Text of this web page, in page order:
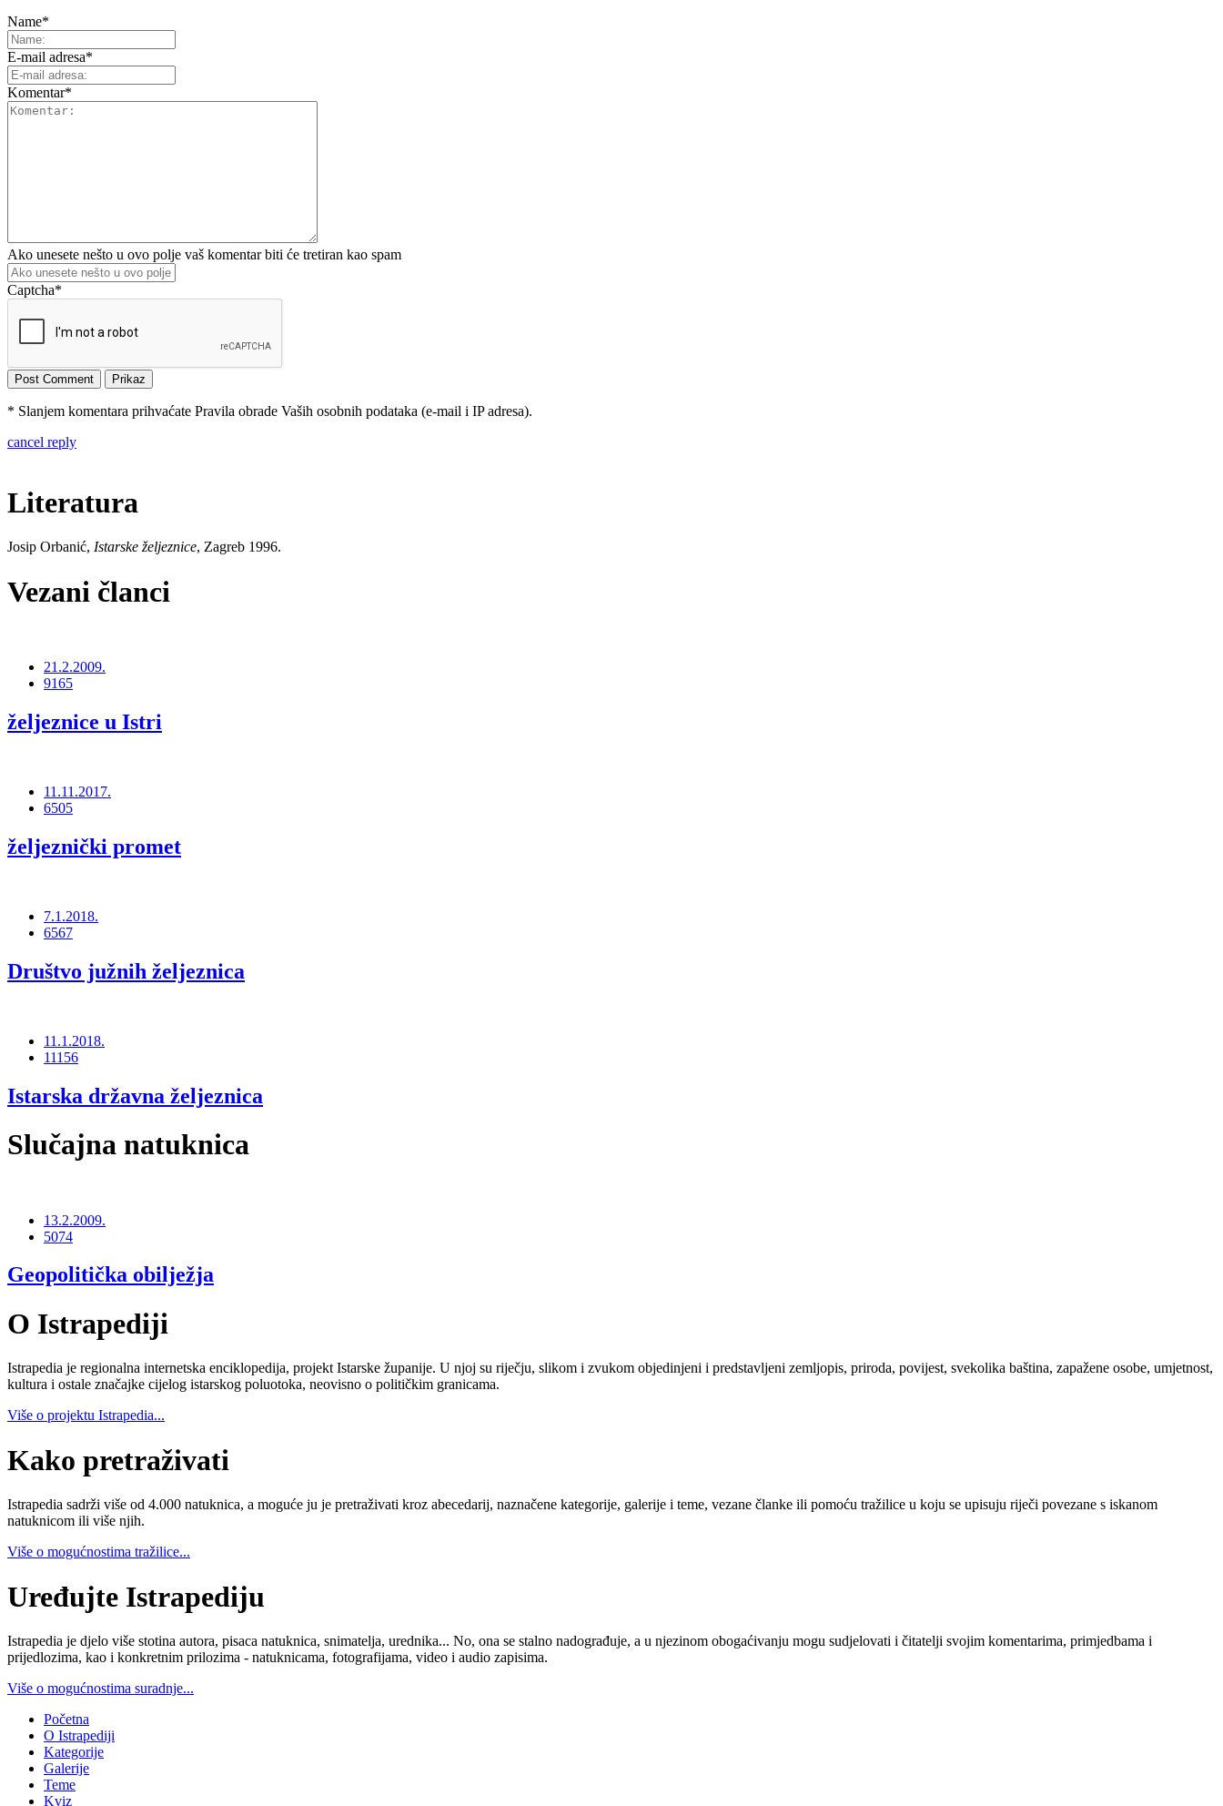
Name*
E-mail adresa*
Komentar*
Ako unesete nešto u ovo polje vaš komentar biti će tretiran kao spam
Captcha*
* Slanjem komentara prihvaćate Pravila obrade Vaših osobnih podataka (e-mail i IP adresa).
cancel reply
Literatura
Josip Orbanić, Istarske željeznice, Zagreb 1996.
Vezani članci
21.2.2009.
9165
željeznice u Istri
11.11.2017.
6505
željeznički promet
7.1.2018.
6567
Društvo južnih željeznica
11.1.2018.
11156
Istarska državna željeznica
Slučajna natuknica
13.2.2009.
5074
Geopolitička obilježja
O Istrapediji
Istrapedia je regionalna internetska enciklopedija, projekt Istarske županije. U njoj su riječju, slikom i zvukom objedinjeni i predstavljeni zemljopis, priroda, povijest, svekolika baština, zapažene osobe, umjetnost,
kultura i ostale značajke cijelog istarskog poluotoka, neovisno o političkim granicama.
Više o projektu Istrapedia...
Kako pretraživati
Istrapedia sadrži više od 4.000 natuknica, a moguće ju je pretraživati kroz abecedarij, naznačene kategorije, galerije i teme, vezane članke ili pomoću tražilice u koju se upisuju riječi povezane s iskanom
natuknicom ili više njih.
Više o mogućnostima tražilice...
Uređujte Istrapediju
Istrapedia je djelo više stotina autora, pisaca natuknica, snimatelja, urednika... No, ona se stalno nadograđuje, a u njezinom obogaćivanju mogu sudjelovati i čitatelji svojim komentarima, primjedbama i
prijedlozima, kao i konkretnim prilozima - natuknicama, fotografijama, video i audio zapisima.
Više o mogućnostima suradnje...
Početna
O Istrapediji
Kategorije
Galerije
Teme
Kviz